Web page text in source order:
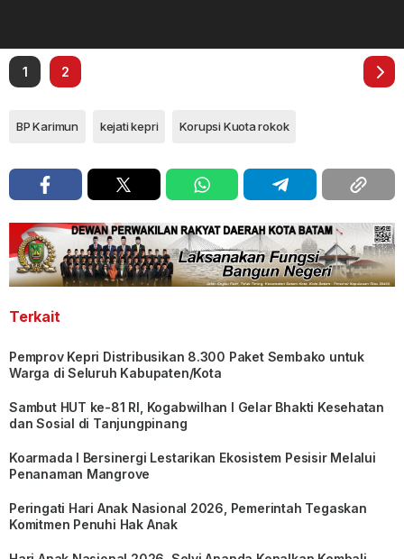
1 2
BP Karimun kejati kepri Korupsi Kuota rokok
Terkait
Pemprov Kepri Distribusikan 8.300 Paket Sembako untuk
Warga di Seluruh Kabupaten/Kota
Sambut HUT ke-81 RI, Kogabwilhan I Gelar Bhakti Kesehatan
dan Sosial di Tanjungpinang
Koarmada I Bersinergi Lestarikan Ekosistem Pesisir Melalui
Penanaman Mangrove
Peringati Hari Anak Nasional 2026, Pemerintah Tegaskan
Komitmen Penuhi Hak Anak